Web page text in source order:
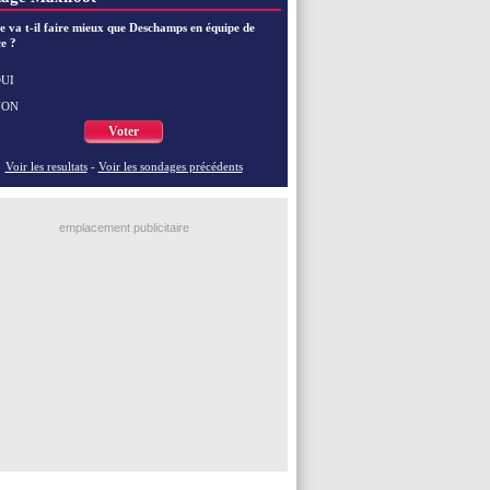
: le message de Mbappé à Zidane
: les mots de Genesio pour Zidane
va t-il faire mieux que Deschamps en équipe de
?
Voter
Voir les resultats - Voir les sondages précédents
emplacement publicitaire